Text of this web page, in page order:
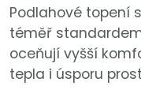
Podlahové topení
téměř
oceňují vyšší
tepla i úsporu